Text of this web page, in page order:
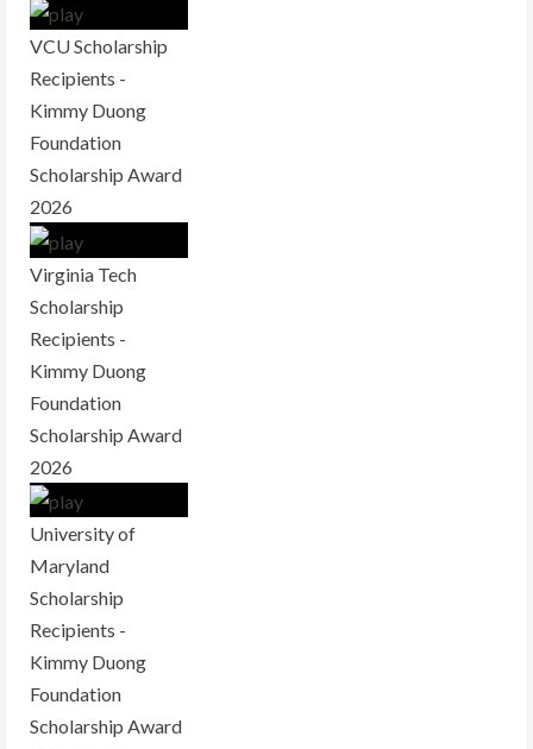
VCU Scholarship
Recipients -
Kimmy Duong
Foundation
Scholarship Award
2026
Virginia Tech
Scholarship
Recipients -
Kimmy Duong
Foundation
Scholarship Award
2026
University of
Maryland
Scholarship
Recipients -
Kimmy Duong
Foundation
Scholarship Award